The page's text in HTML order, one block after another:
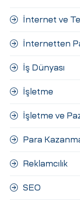
İnternet ve
İnternetten
İş Dünyası
İşletme
İşletme ve
Para
Reklamcılık
SEO